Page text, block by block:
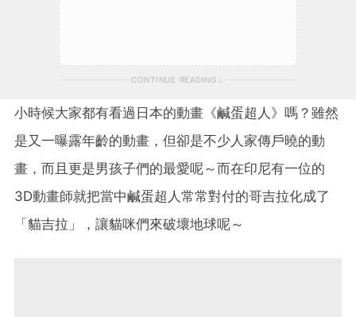
CONTINUE READING
小時候大家都有看過日本的動畫《鹹蛋超人》嗎？雖然
是又一曝露年齡的動畫，但卻是不少人家傳戶曉的動
畫，而且更是男孩子們的最愛呢～而在印尼有一位的
3D動畫師就把當中鹹蛋超人常常對付的哥吉拉化成了
「貓吉拉」，讓貓咪們來破壞地球呢～